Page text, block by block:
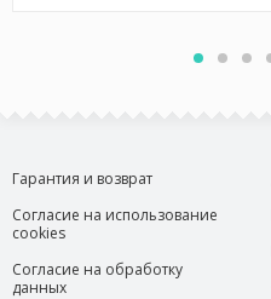
Гарантия и возврат
Согласие на использование
cookies
Согласие на обработку
данных